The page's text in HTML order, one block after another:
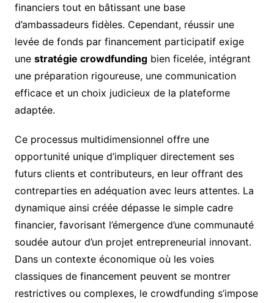
financiers tout en bâtissant une base
d’ambassadeurs fidèles. Cependant, réussir une
levée de fonds par financement participatif exige
une stratégie crowdfundingbien ficelée, intégrant
une préparation rigoureuse, une communication
efficace et un choix judicieux de la plateforme
adaptée.
Ce processus multidimensionnel offre une
opportunité unique d’impliquer directement ses
futurs clients et contributeurs, en leur offrant des
contreparties en adéquation avec leurs attentes. La
dynamique ainsi créée dépasse le simple cadre
financier, favorisant l’émergence d’une communauté
soudée autour d’un projet entrepreneurial innovant.
Dans un contexte économique où les voies
classiques de financement peuvent se montrer
restrictives ou complexes, le crowdfunding s’impose